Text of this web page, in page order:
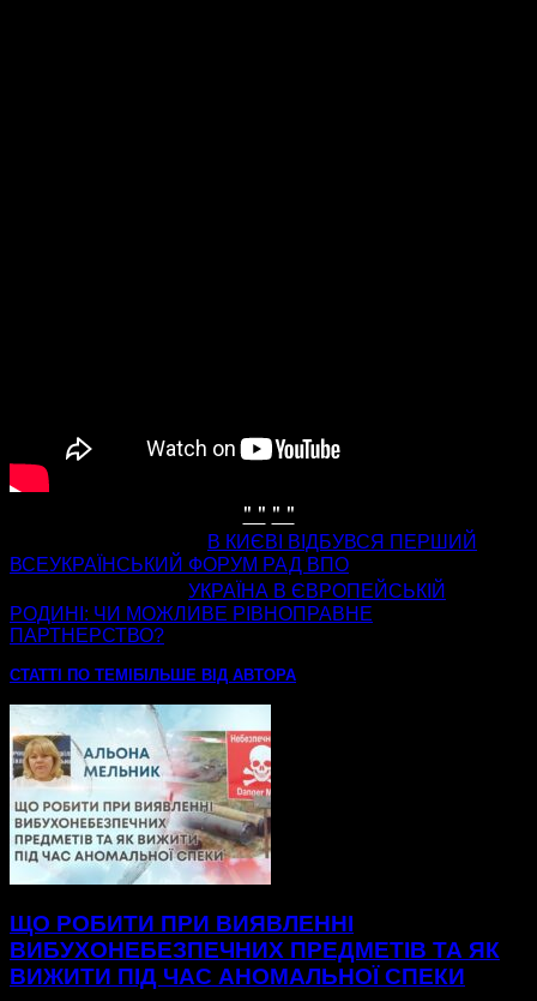
" " " "
В КИЄВІ ВІДБУВСЯ ПЕРШИЙ
ВСЕУКРАЇНСЬКИЙ ФОРУМ РАД ВПО
УКРАЇНА В ЄВРОПЕЙСЬКІЙ
РОДИНІ: ЧИ МОЖЛИВЕ РІВНОПРАВНЕ
ПАРТНЕРСТВО?
СТАТТІ ПО ТЕМІ БІЛЬШЕ ВІД АВТОРА
ЩО РОБИТИ ПРИ ВИЯВЛЕННІ
ВИБУХОНЕБЕЗПЕЧНИХ ПРЕДМЕТІВ ТА ЯК
ВИЖИТИ ПІД ЧАС АНОМАЛЬНОЇ СПЕКИ